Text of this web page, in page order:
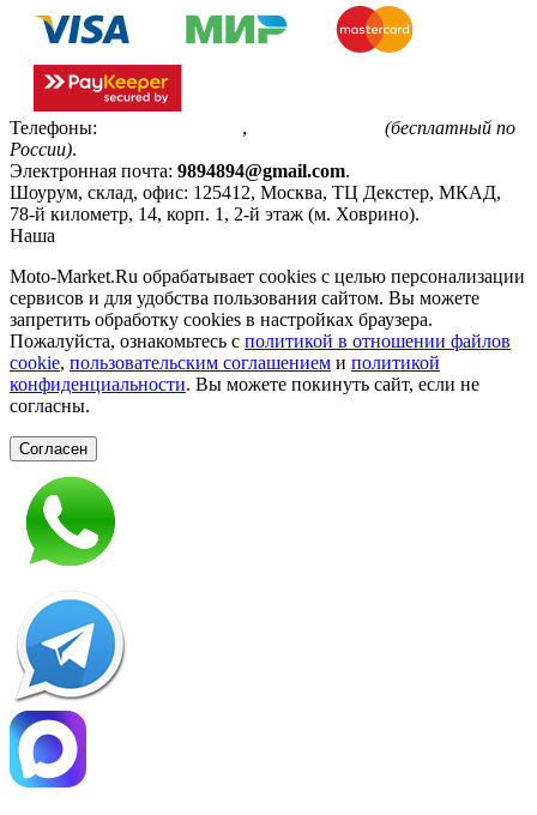
Телефоны: ,
(бесплатный по
России).
Электронная почта: 9894894@gmail.com.
Шоурум, склад, офис: 125412, Москва, ТЦ Декстер, МКАД,
78-й километр, 14, корп. 1, 2-й этаж (м. Ховрино).
Наша
Moto-Market.Ru обрабатывает сookies с целью персонализации
сервисов и для удобства пользования сайтом. Вы можете
запретить обработку сookies в настройках браузера.
Пожалуйста, ознакомьтесь с политикой в отношении файлов
cookie, пользовательским соглашением и политикой
конфиденциальности. Вы можете покинуть сайт, если не
согласны.
Согласен